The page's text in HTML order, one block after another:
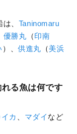
、 Taninomaru
優勝丸 （印南
）、供進丸 （美浜
る魚は何です
カ マダイなど